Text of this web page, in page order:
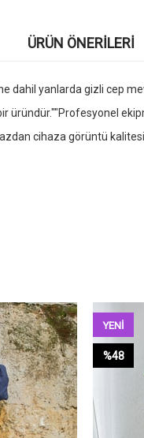
ÜRÜN ÖNERILERI
dahil yanlarda gizli cep
üründür.""Profesyonel
cihaza görüntü
%48
YENI
ÜRÜN